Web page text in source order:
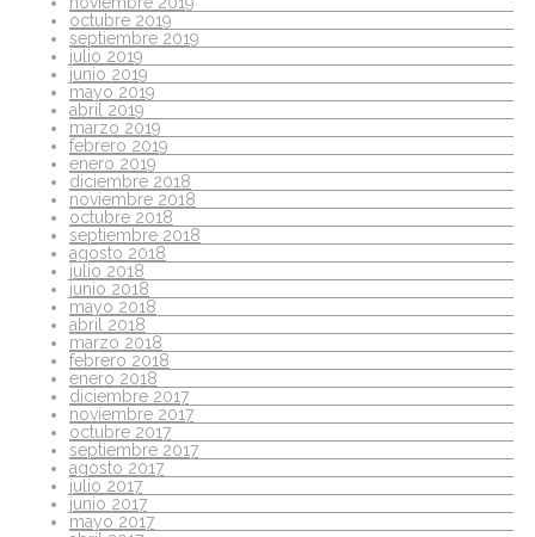
octubre 2019
septiembre 2019
julio 2019
junio 2019
mayo 2019
abril 2019
marzo 2019
febrero 2019
enero 2019
diciembre 2018
noviembre 2018
octubre 2018
septiembre 2018
agosto 2018
julio 2018
junio 2018
mayo 2018
abril 2018
marzo 2018
febrero 2018
enero 2018
diciembre 2017
noviembre 2017
octubre 2017
septiembre 2017
agosto 2017
julio 2017
junio 2017
mayo 2017